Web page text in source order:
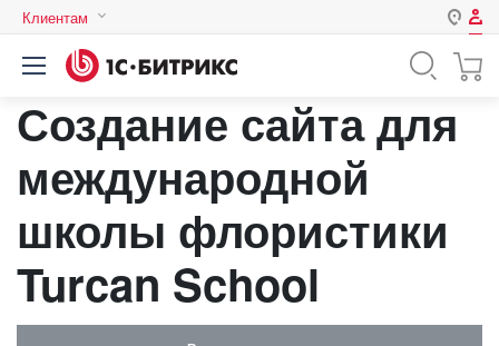
Клиентам
Казахстан
Беларусь
Авторизация
Зарегистрироваться
Логин
Пароль
компьютере
Создание сайта для
международной
школы флористики
Turcan School